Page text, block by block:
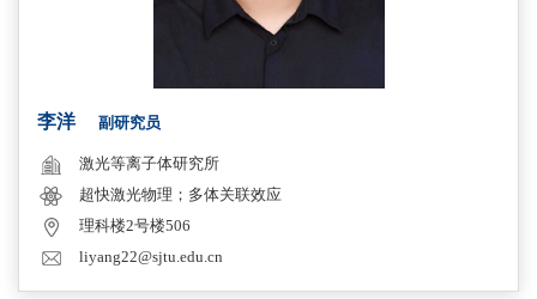
李洋 副研究员
激光等离子体研究所
超快激光物理；多体关联效应
理科楼2号楼506
liyang22@sjtu.edu.cn